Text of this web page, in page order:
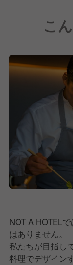
めて「五感で
3. 多様な料理
を尊重しながら
めず、“NOT A
求しています。
4. プライベート
オープンキッチ
グなど、お客様
料理を通じた会
こ
NOT A HOTEL
はありません。
私たちが目指し
料理でデザイン